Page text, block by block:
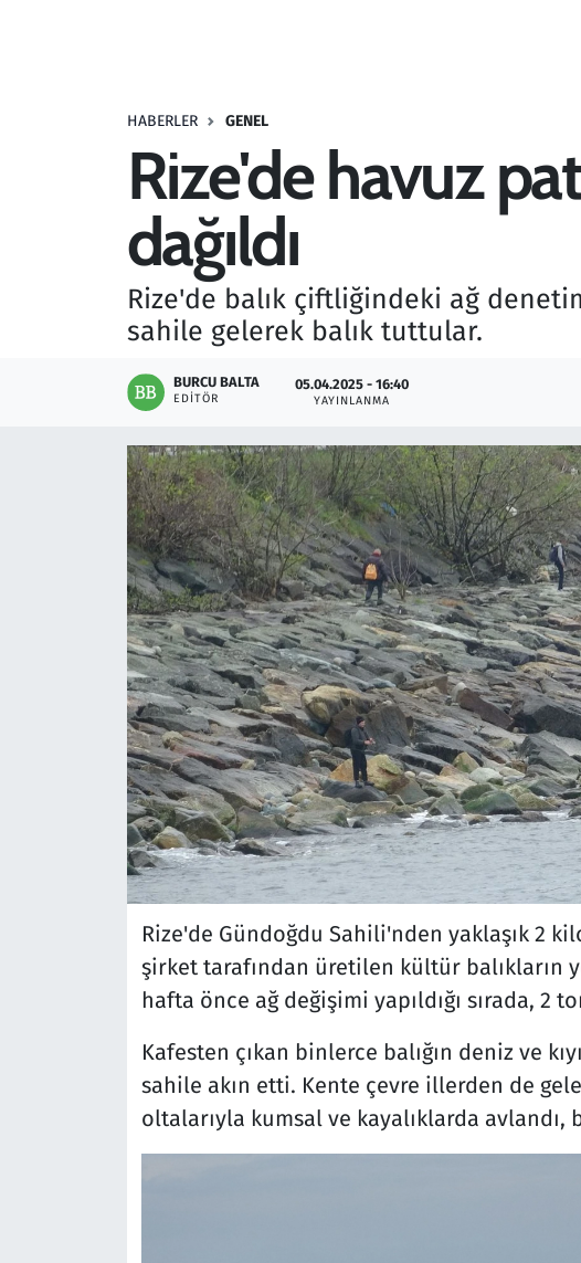
HABERLER GENEL
Rize'de havuz
dağıldı
Rize'de balık çiftliğindeki ağ
sahile gelerek balık tuttular.
BURCU BALTA
EDITÖR
05.04.2025 - 16:40
YAYINLANMA
Rize'de Gündoğdu Sahili'nden yaklaşık 2
şirket tarafından üretilen kültür balıkların
hafta önce ağ değişimi yapıldığı sırada, 2
Kafesten çıkan binlerce balığın deniz ve
sahile akın etti. Kente çevre illerden de
oltalarıyla kumsal ve kayalıklarda avlandı,
Savunma Sanayi
Teknoloji ve Bilim
Televizyon